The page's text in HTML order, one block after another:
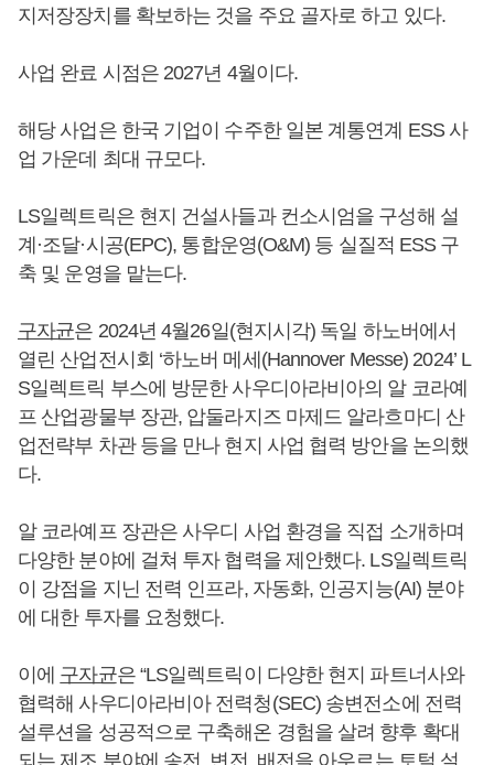
지저장장치를 확보하는 것을 주요 골자로 하고 있다.
사업 완료 시점은 2027년 4월이다.
해당 사업은 한국 기업이 수주한 일본 계통연계 ESS 사
업 가운데 최대 규모다.
LS일렉트릭은 현지 건설사들과 컨소시엄을 구성해 설
계·조달·시공(EPC), 통합운영(O&M) 등 실질적 ESS 구
축 및 운영을 맡는다.
구자균은 2024년 4월26일(현지시각) 독일 하노버에서
열린 산업전시회 ‘하노버 메세(Hannover Messe) 2024’ L
S일렉트릭 부스에 방문한 사우디아라비아의 알 코라예
프 산업광물부 장관, 압둘라지즈 마제드 알라흐마디 산
업전략부 차관 등을 만나 현지 사업 협력 방안을 논의했
다.
알 코라예프 장관은 사우디 사업 환경을 직접 소개하며
다양한 분야에 걸쳐 투자 협력을 제안했다. LS일렉트릭
이 강점을 지닌 전력 인프라, 자동화, 인공지능(AI) 분야
에 대한 투자를 요청했다.
이에 구자균은 “LS일렉트릭이 다양한 현지 파트너사와
협력해 사우디아라비아 전력청(SEC) 송변전소에 전력
설루션을 성공적으로 구축해온 경험을 살려 향후 확대
되는 제조 분야에 송전, 변전, 배전을 아우르는 토털 설